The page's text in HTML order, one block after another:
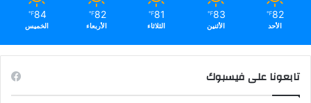
82
℉
الأحد
83
℉
الأثنين
81
℉
الثلاثاء
82
℉
الأربعاء
84
℉
الخميس
تابعونا على فيسبوك